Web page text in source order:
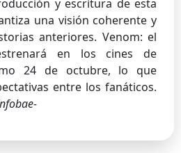
y escritura de esta
una visión coherente y
anteriores. Venom: el
en los cines de
24 de octubre, lo que
entre los fanáticos.